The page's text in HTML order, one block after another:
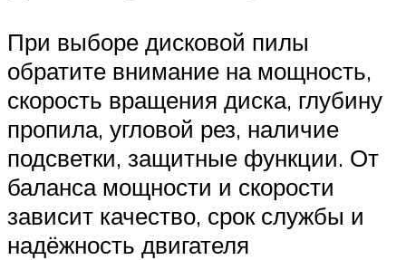
При выборе дисковой пилы
обратите внимание на мощность,
скорость вращения диска, глубину
пропила, угловой рез, наличие
подсветки, защитные функции. От
баланса мощности и скорости
зависит качество, срок службы и
надёжность двигателя